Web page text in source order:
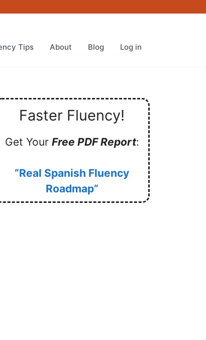
Tips About Blog Log in
Faster Fluency!
Get Your Free PDF Report:
“Real Spanish Fluency
Roadmap”